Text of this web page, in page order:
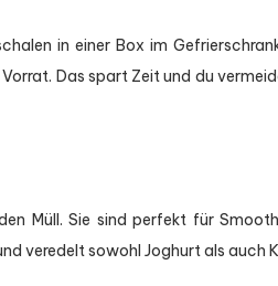
in einer Box im
Das spart Zeit und du
Müll. Sie sind perfekt für
veredelt sowohl Joghurt als auch